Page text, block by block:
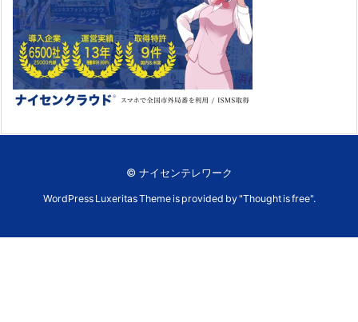
© ナイセンテレワーク
WordPress Luxeritas Theme is provided by "Thought is free".